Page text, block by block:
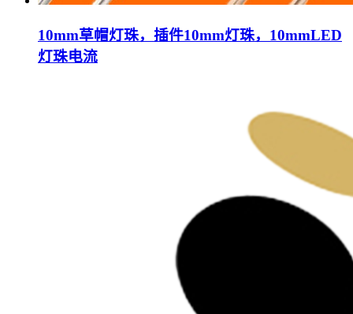
10mm草帽灯珠，插件10mm灯珠，10mmLED
灯珠电流